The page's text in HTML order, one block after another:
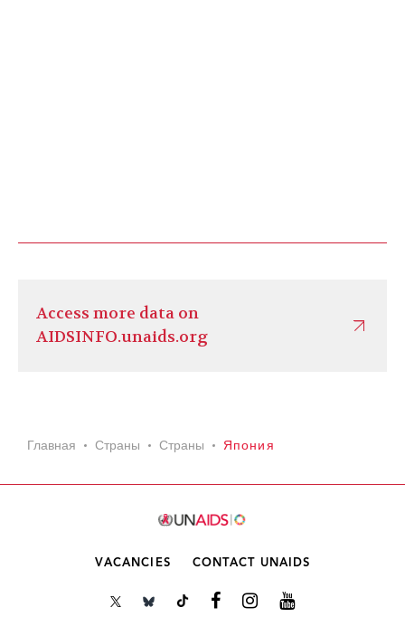
Access more data on
AIDSINFO.unaids.org
Главная Страны Страны Япония
VACANCIES CONTACT UNAIDS